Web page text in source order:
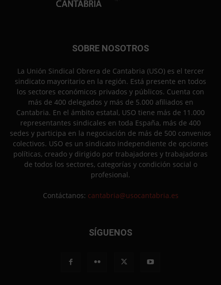
SOBRE NOSOTROS
La Unión Sindical Obrera de Cantabria (USO) es el tercer
sindicato mayoritario en la región. Está presente en todos
los sectores económicos privados y públicos. Cuenta con
más de 400 delegados y más de 5.000 afiliados en
Cantabria. En el ámbito estatal, USO tiene más de 11.000
representantes sindicales en toda España, más de 400
sedes y participa en la negociación de más de 500 convenios
colectivos. USO es un sindicato independiente de opciones
políticas, creado y dirigido por trabajadores y trabajadoras
de todos los sectores, categorías y condición social o
profesional.
Contáctanos: cantabria@usocantabria.es
SÍGUENOS